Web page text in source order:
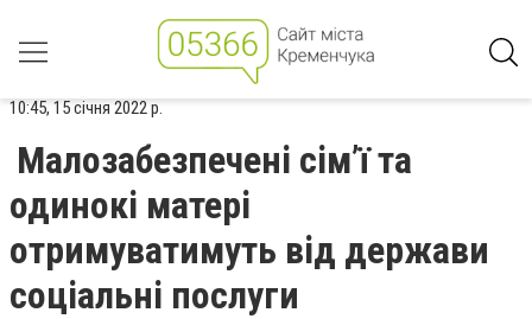
10:45, 15 січня 2022 р.
Малозабезпечені сім’ї та
одинокі матері
отримуватимуть від держави
соціальні послуги